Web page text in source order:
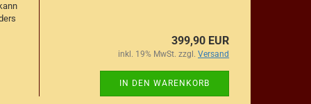
399,90 EUR
inkl. 19% MwSt. zzgl. Versand
IN DEN WARENKORB